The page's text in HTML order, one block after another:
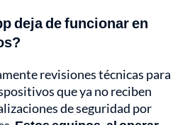
deja de funcionar en
revisiones técnicas para
que ya no reciben
de seguridad por